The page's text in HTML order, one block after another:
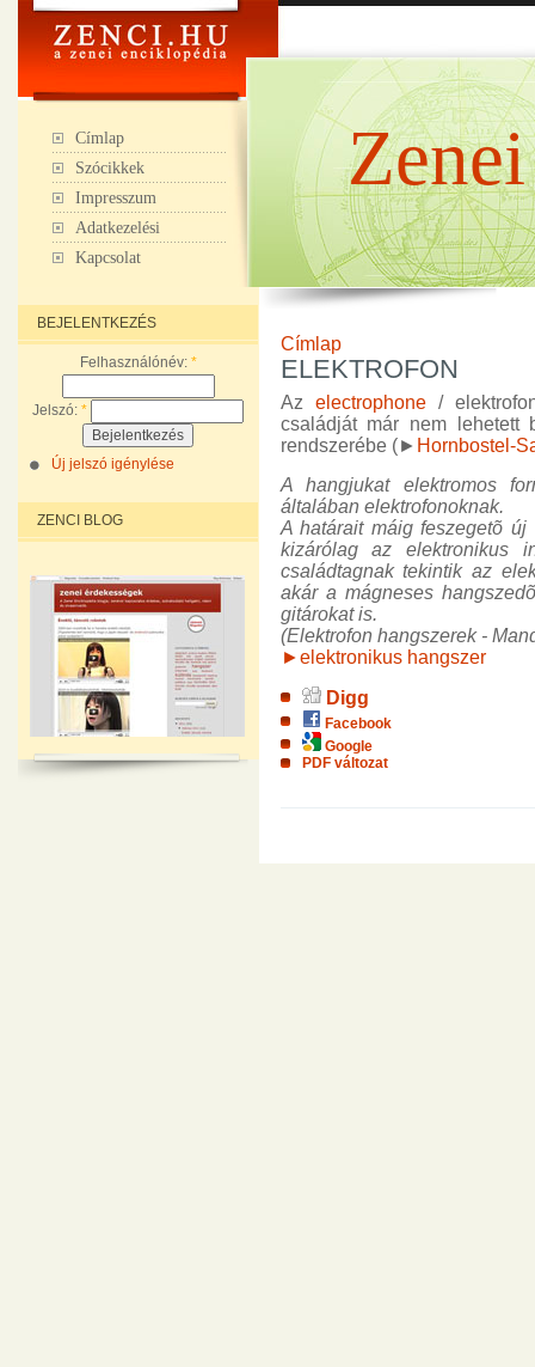
Címlap
Szócikkek
Impresszum
Adatkezelési
Kapcsolat
BEJELENTKEZÉS
Felhasználónév: *
Jelszó: *
Új jelszó igénylése
ZENCI BLOG
Címlap
ELEKTROFON
Az electrophone/
családját már nem lehetett
rendszerébe (► Hornbostel-
A hangjukat elektromos
általában elektrofonoknak.
A határait máig feszegetõ
kizárólag az elektronikus
családtagnak tekintik az
akár a mágneses
gitárokat is.
(Elektrofon hangszerek -
►elektronikus hangszer
Digg
Facebook
Google
PDF változat